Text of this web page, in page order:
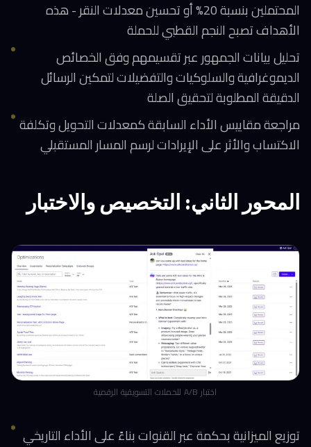
المحتملين بنسبة 20% أو تحسين معدلات النقر - هذه
الأهداف تصبح النجم القطبي للحملة
تحليل بيانات الجمهور عبر تقسيمهم وفق الخصائص
الديموغرافية والسلوكيات والتفضيلات لتمكين الرسائل
الدقيقة المطلوبة لتحقيق الصلة
مراجعة مقاييس الأداء السابقة كمعدلات التحويل وتكلفة
الاكتساب والأثر على الإيرادات لرسم المسار المستقبلي
المحور الثاني: التخصيص والاختبار
اختبار A/B للحملات التسويقية الرقمية
توزيع الميزانية بحكمة عبر القنوات بناءً على الأداء التاريخي